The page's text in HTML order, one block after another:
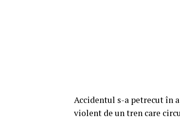
Accidentul s-a petrecut în
violent de un tren care